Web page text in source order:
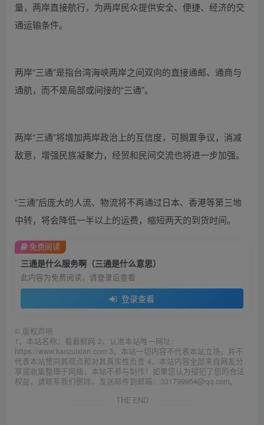
量，两岸直接航行，为两岸民众提供安全、便捷、经济的交
通运输条件。
两岸“三通”是指台湾海峡两岸之间双向的直接通邮、通商与
通航，而不是局部或间接的“三通”。
两岸“三通”将增加两岸政治上的互信度，可搁置争议，消减
敌意，增强民族凝聚力，经贸和民间交流也将进一步加强。
“三通”后庞大的人流、物流将不再通过日本、香港等第三地
中转，将会降低一半以上的运费，缩短两天的到货时间。
三通是什么服务啊（三通是什么意思）
此内容为免费阅读，请登录后查看
登录查看
免费阅读
© 版权声明
1、本站名称：看最鲜网 2、认准本站唯一网址：
https://www.kanzuixian.com 3、本站一切内容不代表本站立场，并不
代表本站赞同其观点和对其真实性负责 4、本站内容全部来自网友分
享或收集整理于网络，本站不参与制作！如果您认为侵犯了您的合法
权益，请联系我们删除。发送邮件到邮箱：331799954@qq.com。
THE END